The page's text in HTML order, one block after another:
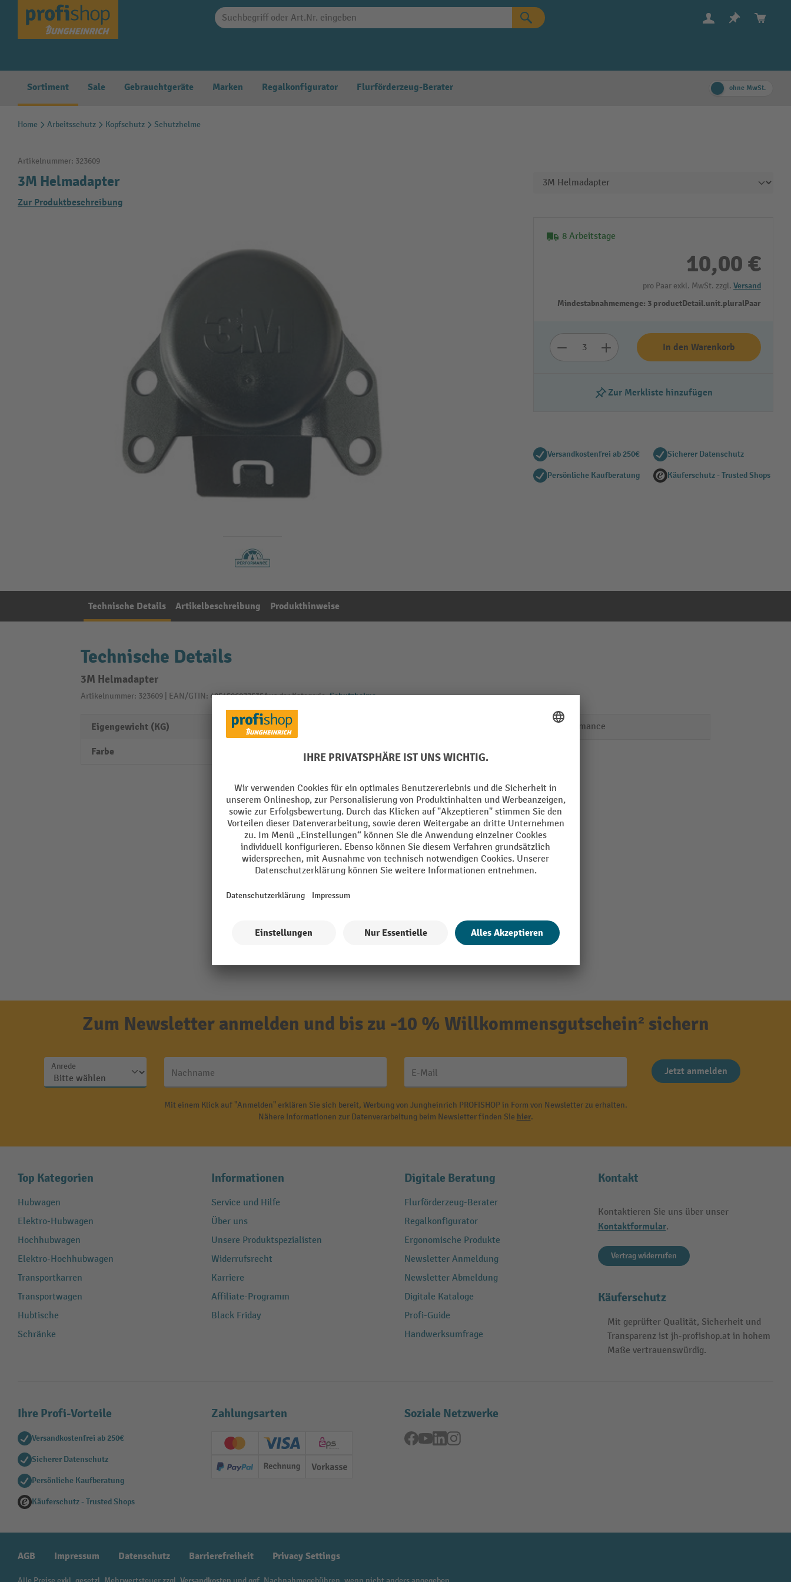
Zur Hauptnavigation springen
Sortiment Sale Gebrauchtgeräte Marken Regalkonfigurator Flurförderzeug-Berater ohne MwSt.
Home Arbeitsschutz Kopfschutz Schutzhelme
Artikelnummer: 323609
3M Helmadapter
Zur Produktbeschreibung
8 Arbeitstage
10,00 €
pro Paar exkl. MwSt. zzgl. Versand
Mindestabnahmemenge: 3 productDetail.unit.pluralPaar
In den Warenkorb
Zur Merkliste hinzufügen
Versandkostenfrei ab 250€ Sicherer Datenschutz
Persönliche Kaufberatung Käuferschutz - Trusted Shops
Technische Details Artikelbeschreibung Produkthinweise
Technische Details
3M Helmadapter
Artikelnummer: 323609 | EAN/GTIN: 4054596877535Aus der Kategorie:Schutzhelme
Eigengewicht (KG) 0,04
Farbe
Performance
Zum Newsletter anmelden und bis zu -10 % Willkommensgutschein² sichern
Anrede
Nachname E-Mail Jetzt anmelden
Mit einem Klick auf "Anmelden" erklären Sie sich bereit, Werbung von Jungheinrich PROFISHOP in Form von Newsletter zu erhalten.
Nähere Informationen zur Datenverarbeitung beim Newsletter finden Sie hier.
Top Kategorien
Hubwagen
Elektro-Hubwagen
Hochhubwagen
Elektro-Hochhubwagen
Transportkarren
Transportwagen
Hubtische
Schränke
Informationen
Service und Hilfe
Über uns
Unsere Produktspezialisten
Widerrufsrecht
Karriere
Affiliate-Programm
Black Friday
Digitale Beratung
Flurförderzeug-Berater
Regalkonfigurator
Ergonomische Produkte
Newsletter Anmeldung
Newsletter Abmeldung
Digitale Kataloge
Profi-Guide
Handwerksumfrage
Kontakt
Kontaktieren Sie uns über unser
Kontaktformular.
Vertrag widerrufen
Käuferschutz
Mit geprüfter Qualität, Sicherheit und
Transparenz ist jh-profishop.at in hohem
Maße vertrauenswürdig.
Ihre Profi-Vorteile
Versandkostenfrei ab 250€
Sicherer Datenschutz
Persönliche Kaufberatung
Käuferschutz - Trusted Shops
Zahlungsarten
Creditcard (Master)Creditcard (Visa)
EPS
PayPal Rechnung Vorkasse
Soziale Netzwerke
Facebook
YouTubeLinkedInInstagram
AGB Impressum Datenschutz Barrierefreiheit Privacy Settings